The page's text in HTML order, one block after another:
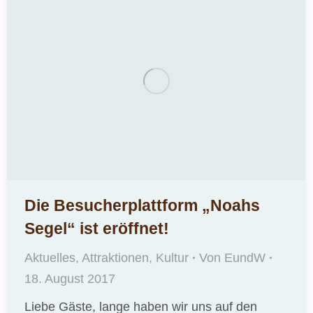
Die Besucherplattform „Noahs
Segel“ ist eröffnet!
Aktuelles, Attraktionen, Kultur Von EundW
18. August 2017
Liebe Gäste, lange haben wir uns auf den